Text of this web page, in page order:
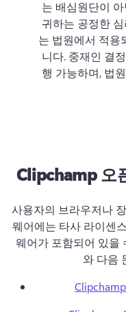
귀하는 공정한
는 법원에서 적용
니다. 중재인 결
행 가능하며, 법
Clipchamp 오
사용자의 브라우저나
웨어에는 타사 라이센
웨어가 포함되어 있을
와 다음